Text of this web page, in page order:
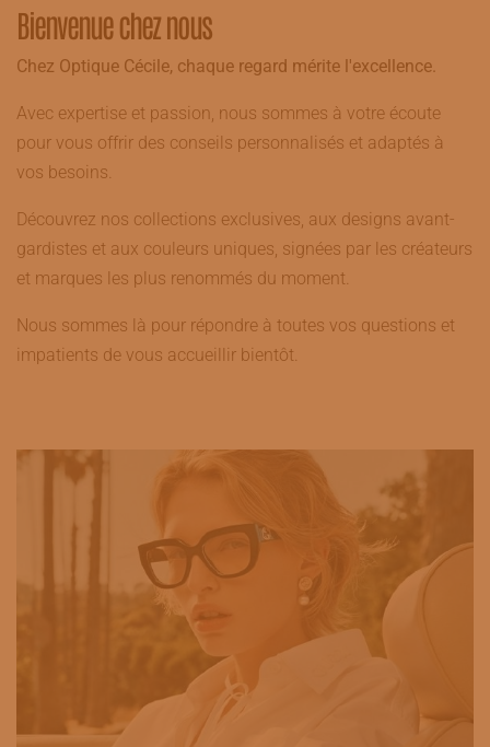
Bienvenue chez nous
Chez Optique Cécile, chaque regard mérite l'excellence.
Avec expertise et passion, nous sommes à votre écoute
pour vous offrir des conseils personnalisés et adaptés à
vos besoins.
Découvrez nos collections exclusives, aux designs avant-
gardistes et aux couleurs uniques, signées par les créateurs
et marques les plus renommés du moment.
Nous sommes là pour répondre à toutes vos questions et
impatients de vous accueillir bientôt.